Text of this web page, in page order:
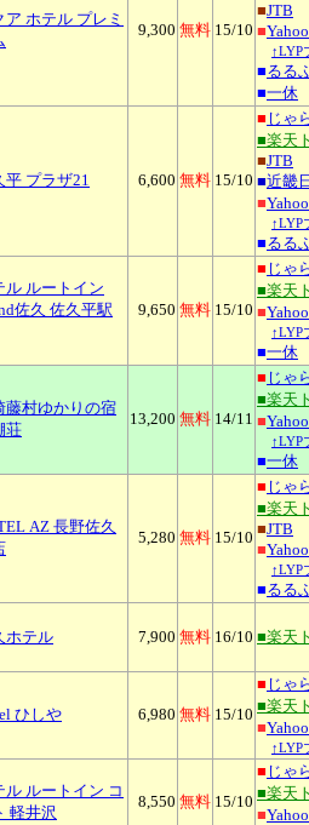
ア ホテル プレミ
9,300 無料 15/10
■JTB
■
↑LYP
■るる
■一休
平 プラザ21 6,600 無料 15/10
■ じゃ
■楽天
■JTB
■近畿
■
↑LYP
■るる
ル ルートイン
佐久 佐久平駅
9,650 無料 15/10
■ じゃ
■楽天
■
↑LYP
■一休
藤村ゆかりの宿
荘
13,200 無料 14/11
■ じゃ
■楽天
■
↑LYP
■一休
AZ 長野佐久
5,280 無料 15/10
■ じゃ
■楽天
■JTB
■
↑LYP
■るる
ホテル 7,900 無料 16/10 ■楽天
ひしや 6,980 無料 15/10
■ じゃ
■楽天
■
↑LYP
ル ルートイン コ
軽井沢
8,550 無料 15/10
■ じゃ
■楽天
■